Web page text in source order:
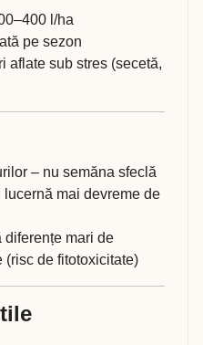
l/ha
pe sezon
aflate sub stres (secetă,
– nu semăna sfeclă
lucernă mai devreme de
diferențe mari de
(risc de fitotoxicitate)